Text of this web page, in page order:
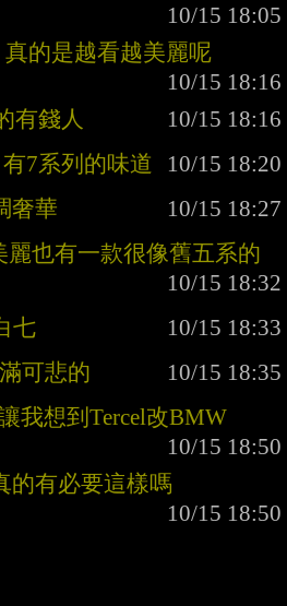
真的是越看越美麗呢
有錢人
有7系列的味道
奢華
麗也有一款很像舊五系的
七
可悲的
我想到Tercel改BMW
的有必要這樣嗎